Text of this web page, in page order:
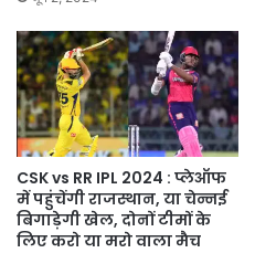
CSK vs RR IPL 2024 : प्लेऑफ
में पहुंचेंगी राजस्थान, या चेन्नई
बिगाड़ेगी खेल, दोनों टीमों के
लिए करो या मरो वाला मैच